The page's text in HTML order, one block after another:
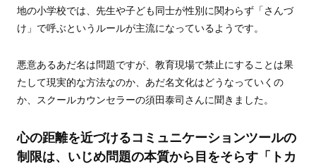
地の小学校では、先生や子ども同士が性別に関わらず「さんづ
け」で呼ぶというルールが主流になっているようです。
悪意あるあだ名は問題ですが、教育現場で禁止にすることは果
たして現実的な方法なのか、あだ名文化はどうなっていくの
か、スクールカウンセラーの須田泰司さんに聞きました。
心の距離を近づけるコミュニケーションツールの
制限は、いじめ問題の本質から目をそらす「トカ